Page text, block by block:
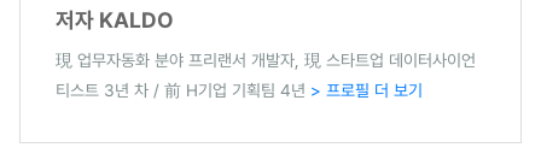
저자 KALDO
現 업무자동화 분야 프리랜서 개발자, 現 스타트업 데이터사이언
티스트 3년 차 / 前 H기업 기획팀 4년 > 프로필 더 보기